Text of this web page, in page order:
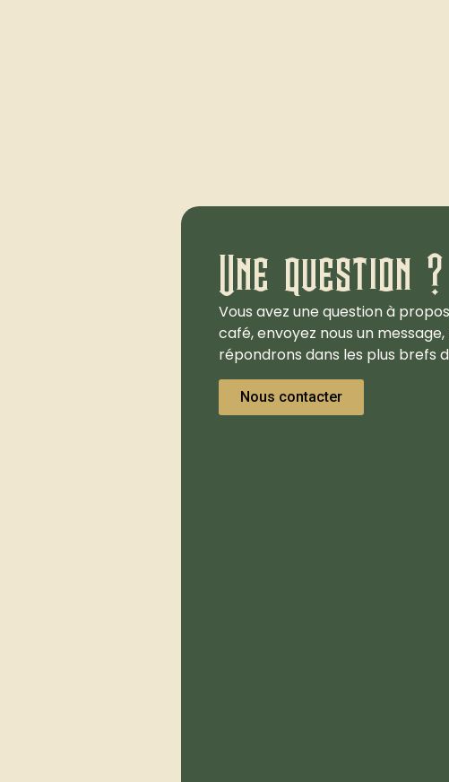
Une question ?
Vous avez une question à
café, envoyez nous un message,
répondrons dans les plus brefs
Nous contacter